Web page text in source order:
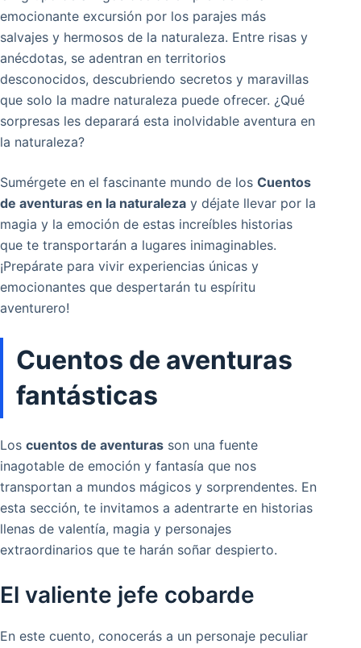
emocionante excursión por los parajes más
salvajes y hermosos de la naturaleza. Entre risas y
anécdotas, se adentran en territorios
desconocidos, descubriendo secretos y maravillas
que solo la madre naturaleza puede ofrecer. ¿Qué
sorpresas les deparará esta inolvidable aventura en
la naturaleza?
Sumérgete en el fascinante mundo de los Cuentos
de aventuras en la naturaleza y déjate llevar por la
magia y la emoción de estas increíbles historias
que te transportarán a lugares inimaginables.
¡Prepárate para vivir experiencias únicas y
emocionantes que despertarán tu espíritu
aventurero!
Cuentos de aventuras
fantásticas
Los cuentos de aventuras son una fuente
inagotable de emoción y fantasía que nos
transportan a mundos mágicos y sorprendentes. En
esta sección, te invitamos a adentrarte en historias
llenas de valentía, magia y personajes
extraordinarios que te harán soñar despierto.
El valiente jefe cobarde
En este cuento, conocerás a un personaje peculiar